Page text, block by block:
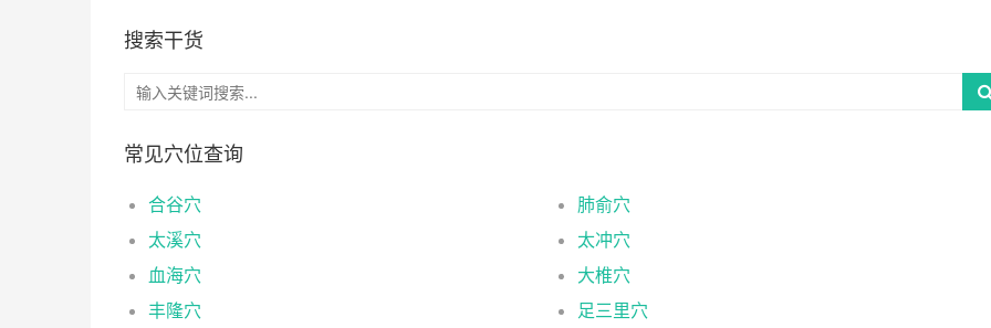
搜索干货
常见穴位查询
合谷穴
肺俞穴
太溪穴
太冲穴
血海穴
大椎穴
丰隆穴
足三里穴